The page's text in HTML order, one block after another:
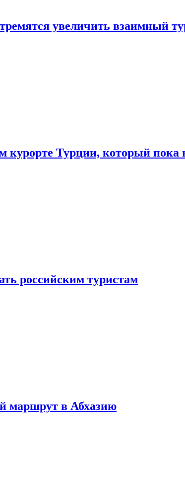
увеличить взаимный
курорте Турции, который пока
российским туристам
маршрут в Абхазию